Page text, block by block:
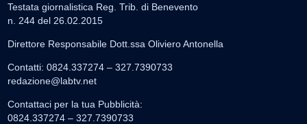
Testata giornalistica Reg. Trib. di Benevento
n. 244 del 26.02.2015
Direttore Responsabile Dott.ssa Oliviero Antonella
Contatti: 0824.337274 – 327.7390733
redazione@labtv.net
Contattaci per la tua Pubblicità:
0824.337274 – 327.7390733